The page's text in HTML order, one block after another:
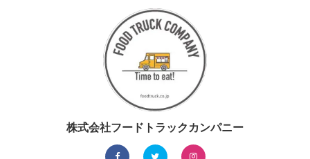
株式会社フードトラックカンパニー